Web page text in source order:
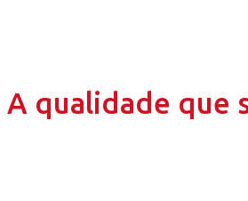
A qualidade que